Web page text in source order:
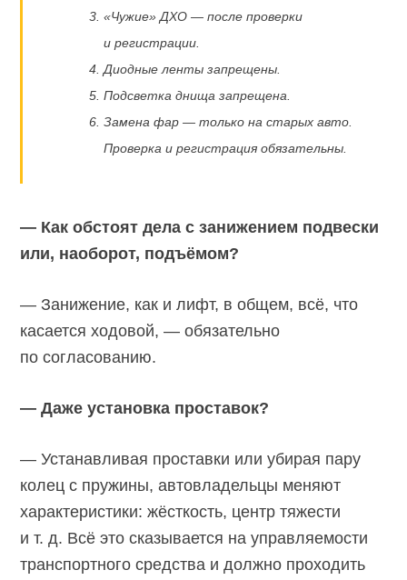
«Чужие» ДХО — после проверки
и регистрации.
Диодные ленты запрещены.
Подсветка днища запрещена.
Замена фар — только на старых авто.
Проверка и регистрация обязательны.
— Как обстоят дела с занижением подвески
или, наоборот, подъёмом?
— Занижение, как и лифт, в общем, всё, что
касается ходовой, — обязательно
по согласованию.
— Даже установка проставок?
— Устанавливая проставки или убирая пару
колец с пружины, автовладельцы меняют
характеристики: жёсткость, центр тяжести
и т. д. Всё это сказывается на управляемости
транспортного средства и должно проходить